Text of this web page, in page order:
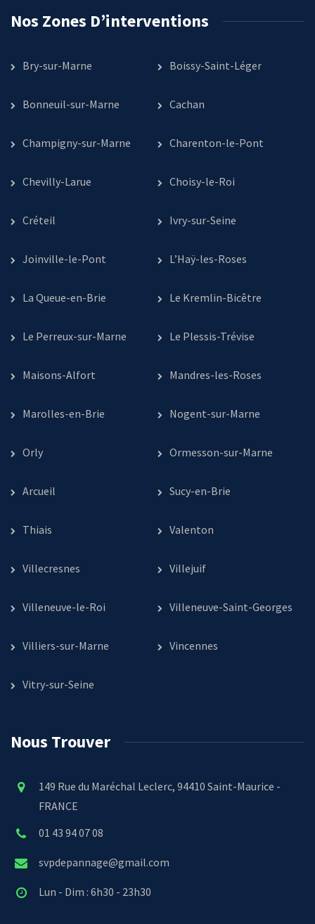
Nos Zones D’interventions
Bry-sur-Marne Boissy-Saint-Léger
Bonneuil-sur-Marne Cachan
Champigny-sur-Marne Charenton-le-Pont
Chevilly-Larue Choisy-le-Roi
Créteil Ivry-sur-Seine
Joinville-le-Pont L’Haÿ-les-Roses
La Queue-en-Brie Le Kremlin-Bicêtre
Le Perreux-sur-Marne Le Plessis-Trévise
Maisons-Alfort Mandres-les-Roses
Marolles-en-Brie Nogent-sur-Marne
Orly Ormesson-sur-Marne
Arcueil Sucy-en-Brie
Thiais Valenton
Villecresnes Villejuif
Villeneuve-le-Roi Villeneuve-Saint-Georges
Villiers-sur-Marne Vincennes
Vitry-sur-Seine
Nous Trouver
149 Rue du Maréchal Leclerc, 94410 Saint-Maurice -
FRANCE
01 43 94 07 08
svpdepannage@gmail.com
Lun - Dim : 6h30 - 23h30